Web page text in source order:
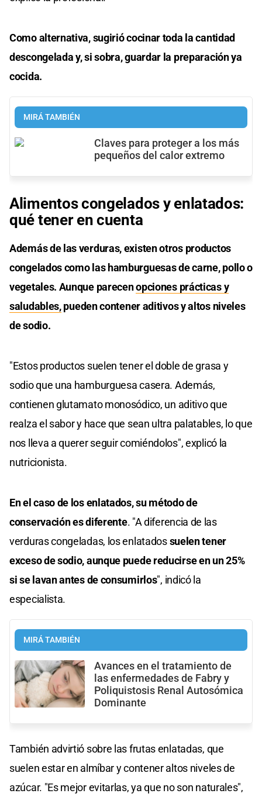
Como alternativa, sugirió cocinar toda la cantidad
descongelada y, si sobra, guardar la preparación ya
cocida.
MIRÁ TAMBIÉN
Claves para proteger a los más
pequeños del calor extremo
Alimentos congelados y enlatados:
qué tener en cuenta
Además de las verduras, existen otros productos
congelados como las hamburguesas de carne, pollo o
vegetales. Aunque parecenopciones prácticas y
saludables,pueden contener aditivos y altos niveles
de sodio.
"Estos productos suelen tener el doble de grasa y
sodio que una hamburguesa casera. Además,
contienen glutamato monosódico, un aditivo que
realza el sabor y hace que sean ultra palatables, lo que
nos lleva a querer seguir comiéndolos", explicó la
nutricionista.
En el caso de los enlatados, su método de
conservación es diferente. "A diferencia de las
verduras congeladas, los enlatadossuelen tener
exceso de sodio, aunque puede reducirse en un 25%
si se lavan antes de consumirlos", indicó la
especialista.
MIRÁ TAMBIÉN
Avances en el tratamiento de
las enfermedades de Fabry y
Poliquistosis Renal Autosómica
Dominante
También advirtió sobre las frutas enlatadas, que
suelen estar en almíbar y contener altos niveles de
azúcar. "Es mejor evitarlas, ya que no son naturales",